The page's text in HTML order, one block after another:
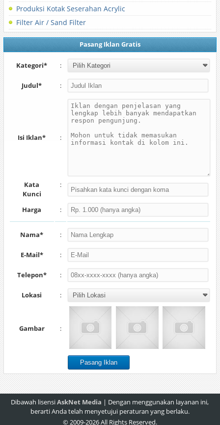
Produksi Kotak Seserahan Acrylic
Filter Air / Sand Filter
Pasang Iklan Gratis
Kategori* :
Judul* :
Isi Iklan* :
Kata
Kunci
:
Harga :
Nama* :
E-Mail* :
Telepon* :
Lokasi :
Gambar :
Dibawah lisensiAskNet Media | Dengan menggunakan layanan ini,
berarti Anda telah menyetujui peraturan yang berlaku.
© 2009-2026 All Rights Reserved.